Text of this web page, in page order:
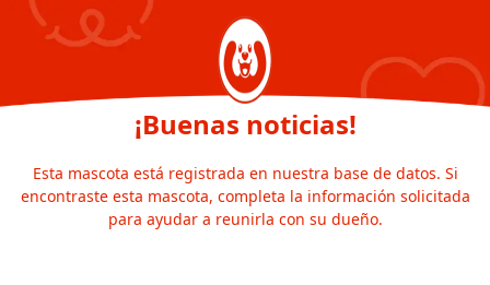
¡Buenas noticias!
Esta mascota está registrada en nuestra base de datos. Si
encontraste esta mascota, completa la información solicitada
para ayudar a reunirla con su dueño.